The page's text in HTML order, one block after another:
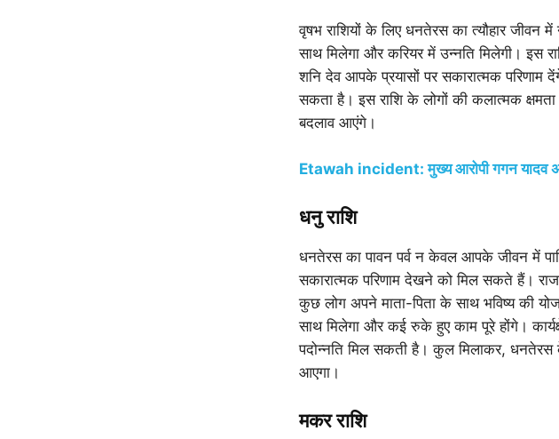
वृषभ राशियों के लिए धनतेरस का त्यौहार
साथ मिलेगा और करियर में उन्नति मिलेगी। इस
शनि देव आपके प्रयासों पर सकारात्मक परिणाम
सकता है। इस राशि के लोगों की कलात्मक क्षमता
बदलाव आएंगे।
Etawah incident: मुख्य आरोपी गगन यादव
धनु राशि
धनतेरस का पावन पर्व न केवल आपके जीवन में
सकारात्मक परिणाम देखने को मिल सकते हैं।
कुछ लोग अपने माता-पिता के साथ भविष्य की
साथ मिलेगा और कई रुके हुए काम पूरे होंगे।
पदोन्नति मिल सकती है। कुल मिलाकर,
आएगा।
मकर राशि